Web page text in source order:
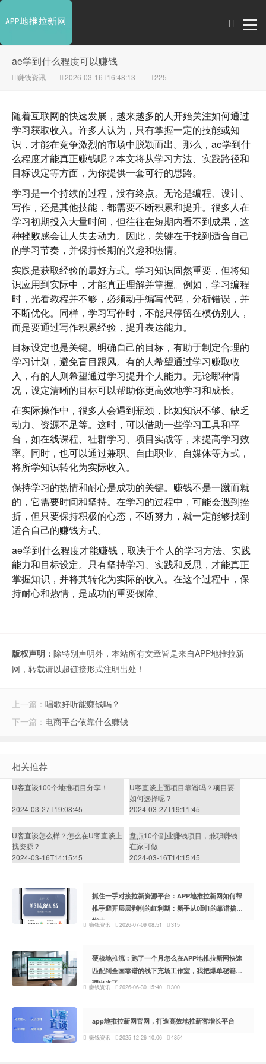
ae学到什么程度可以赚钱
赚钱资讯 2026-03-16T16:48:13 225
随着互联网的快速发展，越来越多的人开始关注如何通过
学习获取收入。许多人认为，只有掌握一定的技能或知
识，才能在竞争激烈的市场中脱颖而出。那么，ae学到什
么程度才能真正赚钱呢？本文将从学习方法、实践路径和
目标设定等方面，为你提供一套可行的思路。
学习是一个持续的过程，没有终点。无论是编程、设计、
写作，还是其他技能，都需要不断积累和提升。很多人在
学习初期投入大量时间，但往往在短期内看不到成果，这
种挫败感会让人失去动力。因此，关键在于找到适合自己
的学习节奏，并保持长期的兴趣和热情。
实践是获取经验的最好方式。学习知识固然重要，但将知
识应用到实际中，才能真正理解并掌握。例如，学习编程
时，光看教程并不够，必须动手编写代码，分析错误，并
不断优化。同样，学习写作时，不能只停留在模仿别人，
而是要通过写作积累经验，提升表达能力。
目标设定也是关键。明确自己的目标，有助于制定合理的
学习计划，避免盲目跟风。有的人希望通过学习赚取收
入，有的人则希望通过学习提升个人能力。无论哪种情
况，设定清晰的目标可以帮助你更高效地学习和成长。
在实际操作中，很多人会遇到瓶颈，比如知识不够、缺乏
动力、资源不足等。这时，可以借助一些学习工具和平
台，如在线课程、社群学习、项目实战等，来提高学习效
率。同时，也可以通过兼职、自由职业、自媒体等方式，
将所学知识转化为实际收入。
保持学习的热情和耐心是成功的关键。赚钱不是一蹴而就
的，它需要时间和坚持。在学习的过程中，可能会遇到挫
折，但只要保持积极的心态，不断努力，就一定能够找到
适合自己的赚钱方式。
ae学到什么程度才能赚钱，取决于个人的学习方法、实践
能力和目标设定。只有坚持学习、实践和反思，才能真正
掌握知识，并将其转化为实际的收入。在这个过程中，保
持耐心和热情，是成功的重要保障。
版权声明： 除特别声明外，本站所有文章皆是来自APP地推拉新
网，转载请以超链接形式注明出处！
上一篇： 唱歌好听能赚钱吗？
下一篇： 电商平台依靠什么赚钱
相关推荐
U客直谈100个地推项目分享！
2024-03-27T19:08:45
U客直谈上面项目靠谱吗？项目要
如何选择呢？
2024-03-27T19:11:45
U客直谈怎么样？怎么在U客直谈上
找资源？
2024-03-16T14:15:45
盘点10个副业赚钱项目，兼职赚钱
在家可做
2024-03-16T14:15:45
抓住一手对接拉新资源平台：APP地推拉新网如何帮
推手避开层层剥削的红利期：新手从0到1的靠谱搞钱
指南
赚钱资讯 2026-07-09 08:51 315
硬核地推流：跑了一个月怎么在APP地推拉新网快速
匹配到全国靠谱的线下充场工作室，我把爆单秘籍整
理出来了
赚钱资讯 2026-06-30 15:40 300
app地推拉新网官网，打造高效地推新客增长平台
赚钱资讯 2025-12-26 10:06 4854